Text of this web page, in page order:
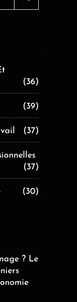
(36)
(39)
(37)
(37)
(30)
? Le